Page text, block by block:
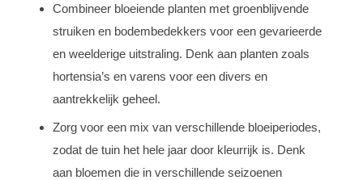
Combineer bloeiende planten met groenblijvende
struiken en bodembedekkers voor een gevarieerde
en weelderige uitstraling. Denk aan planten zoals
hortensia’s en varens voor een divers en
aantrekkelijk geheel.
Zorg voor een mix van verschillende bloeiperiodes,
zodat de tuin het hele jaar door kleurrijk is. Denk
aan bloemen die in verschillende seizoenen